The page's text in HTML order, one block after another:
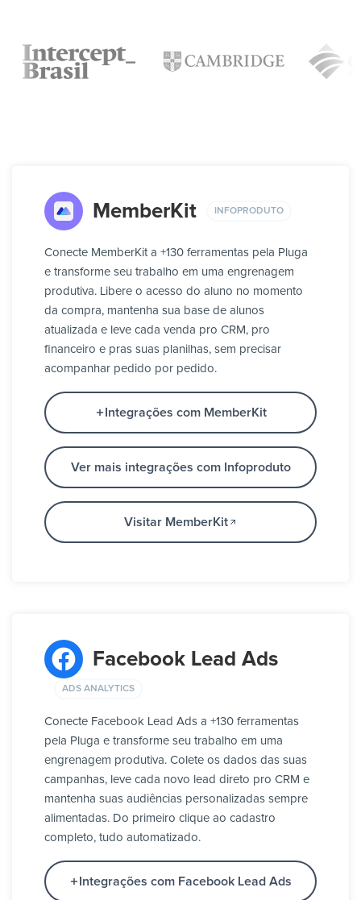
MemberKit INFOPRODUTO
Conecte MemberKit a +130 ferramentas pela Pluga
e transforme seu trabalho em uma engrenagem
produtiva. Libere o acesso do aluno no momento
da compra, mantenha sua base de alunos
atualizada e leve cada venda pro CRM, pro
financeiro e pras suas planilhas, sem precisar
acompanhar pedido por pedido.
Integrações com MemberKit
Ver mais integrações com Infoproduto
Visitar MemberKit
Facebook Lead Ads
ADS ANALYTICS
Conecte Facebook Lead Ads a +130 ferramentas
pela Pluga e transforme seu trabalho em uma
engrenagem produtiva. Colete os dados das suas
campanhas, leve cada novo lead direto pro CRM e
mantenha suas audiências personalizadas sempre
alimentadas. Do primeiro clique ao cadastro
completo, tudo automatizado.
Integrações com Facebook Lead Ads